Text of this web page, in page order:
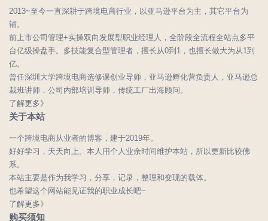
2013~至今一直深耕于跨境电商行业，以亚马逊平台为主，其它平台为
辅。
前上市公司管理+实操双向发展型职业经理人，全阶段全流程全站点多平
台亿级操盘手。多技能复合型管理者，擅长从0到1，也擅长做大为从1到
亿。
曾任深圳大学跨境电商选修课创业导师，亚马逊孵化营负责人，亚马逊总
裁班讲师，公司内部培训导师，传统工厂出海顾问。
了解更多》
关于本站
一个跨境电商从业者的博客，建于2019年。
好好学习，天天向上。本人用个人业余时间维护本站，所以更新比较佛
系。
本站主要是作为我学习，分享，记录，整理和变现的载体。
也希望这个网站能见证我的职业成长吧~
了解更多》
购买须知